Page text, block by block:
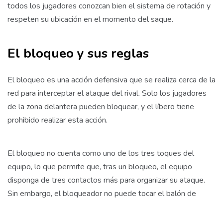
todos los jugadores conozcan bien el sistema de rotación y
respeten su ubicación en el momento del saque.
El bloqueo y sus reglas
El bloqueo es una acción defensiva que se realiza cerca de la
red para interceptar el ataque del rival. Solo los jugadores
de la zona delantera pueden bloquear, y el líbero tiene
prohibido realizar esta acción.
El bloqueo no cuenta como uno de los tres toques del
equipo, lo que permite que, tras un bloqueo, el equipo
disponga de tres contactos más para organizar su ataque.
Sin embargo, el bloqueador no puede tocar el balón de